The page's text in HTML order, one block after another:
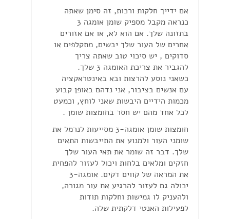
אם ידייך חלקות ורכות, זה סימן שאתה
כנראה מקבל מספיק שומן אומגה 3
בתזונה שלך. אם הוא לא, או אם אזורים
אחרים של העור שלך יבשים, מתקלפים או
סדוקים , יש סיכוי טוב שאתה צריך
להגביר את צריכת האומגה 3 שלך.
כשאני נוסע להרצות ובא באינטראקציה
עם אנשים בציבור, אני נדהם באופן קבוע
מכמות הידיים היבשות שאני לוחץ, וכמעט
לכל אחד מהם יש חסר בחומצות שומן .
חומצות שומן אומגה-3 מסייעות לנרמל את
שומני העור ולמנוע את התייבשות התאים
שלך. דבר זה שומר את תאי העור שלך
חזקים ומלאים בלחות ויכול לעזור להפחית
את המראה של קווים דקים. אומגה-3
יכולה גם לעזור להרגיע את עור מגורה,
ולהעניק לו גמישות וחלקות תודות
לפעילות האנטי דלקתית שלה.